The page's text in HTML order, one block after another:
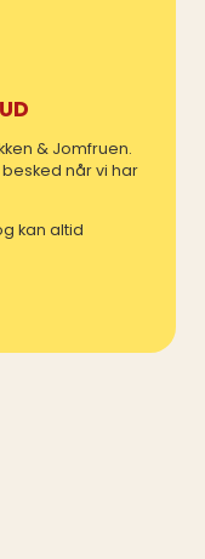
& Jomfruen.
når vi har
kan altid